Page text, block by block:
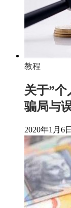
教程
关于”
骗局与
2020年1月6日